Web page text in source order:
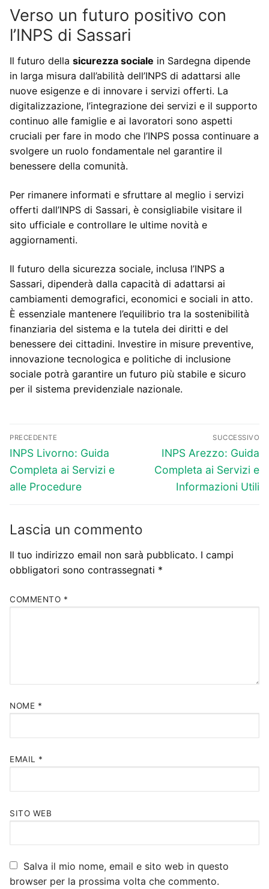
Verso un futuro positivo con
l’INPS di Sassari
Il futuro della sicurezza sociale in Sardegna dipende
in larga misura dall’abilità dell’INPS di adattarsi alle
nuove esigenze e di innovare i servizi offerti. La
digitalizzazione, l’integrazione dei servizi e il supporto
continuo alle famiglie e ai lavoratori sono aspetti
cruciali per fare in modo che l’INPS possa continuare a
svolgere un ruolo fondamentale nel garantire il
benessere della comunità.
Per rimanere informati e sfruttare al meglio i servizi
offerti dall’INPS di Sassari, è consigliabile visitare il
sito ufficiale e controllare le ultime novità e
aggiornamenti.
Il futuro della sicurezza sociale, inclusa l’INPS a
Sassari, dipenderà dalla capacità di adattarsi ai
cambiamenti demografici, economici e sociali in atto.
È essenziale mantenere l’equilibrio tra la sostenibilità
finanziaria del sistema e la tutela dei diritti e del
benessere dei cittadini. Investire in misure preventive,
innovazione tecnologica e politiche di inclusione
sociale potrà garantire un futuro più stabile e sicuro
per il sistema previdenziale nazionale.
Navigazione
articoli
PRECEDENTE
Articolo
precedente:
INPS Livorno: Guida
Completa ai Servizi e
alle Procedure
SUCCESSIVO
Articolo
successivo:
INPS Arezzo: Guida
Completa ai Servizi e
Informazioni Utili
Lascia un commento
Il tuo indirizzo email non sarà pubblicato. I campi
obbligatori sono contrassegnati *
COMMENTO *
NOME *
EMAIL *
SITO WEB
Salva il mio nome, email e sito web in questo
browser per la prossima volta che commento.